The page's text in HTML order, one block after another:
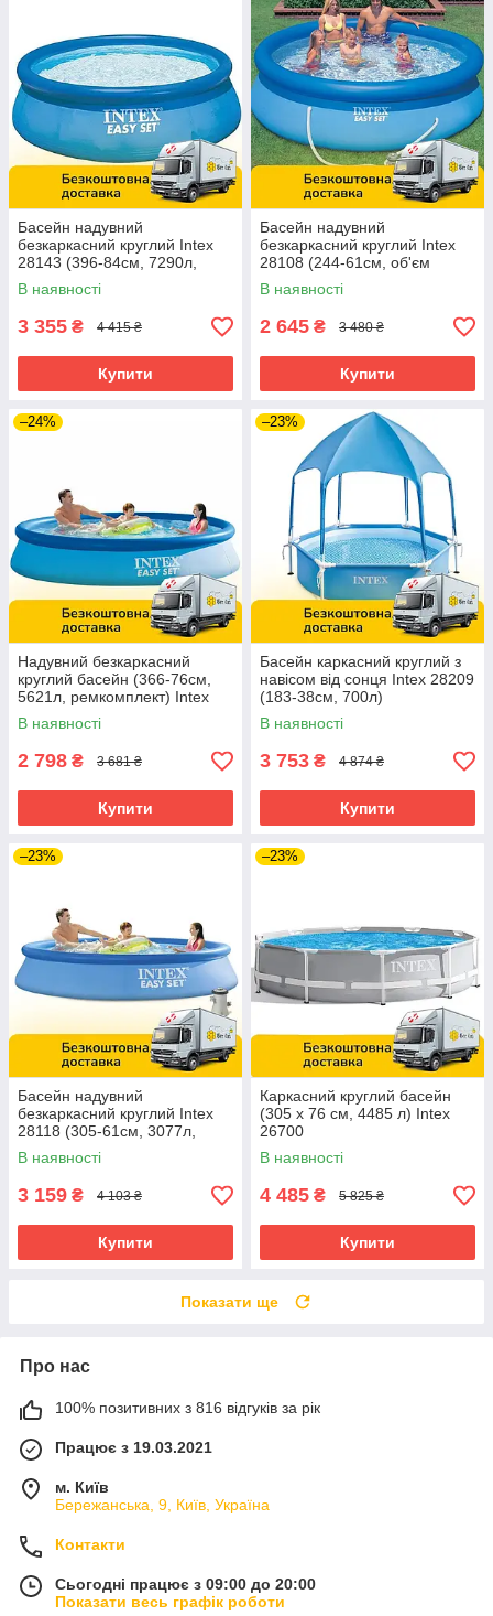
Басейн надувний
безкаркасний круглий Intex
28143 (396-84см, 7290л,
ремкомплект) Синій
В наявності
3 355 ₴ 4 415 ₴
Купити
Басейн надувний
безкаркасний круглий Intex
28108 (244-61см, об'єм
1942л, фільтр-насос) Синій
В наявності
2 645 ₴ 3 480 ₴
Купити
–24%
Надувний безкаркасний
круглий басейн (366-76см,
5621л, ремкомплект) Intex
28130 Блакитний
В наявності
2 798 ₴ 3 681 ₴
Купити
–23%
Басейн каркасний круглий з
навісом від сонця Intex 28209
(183-38см, 700л)
В наявності
3 753 ₴ 4 874 ₴
Купити
–23%
Басейн надувний
безкаркасний круглий Intex
28118 (305-61см, 3077л,
220V фільтр-насосом) Синій
В наявності
3 159 ₴ 4 103 ₴
Купити
–23%
Каркасний круглий басейн
(305 x 76 см, 4485 л) Intex
26700
В наявності
4 485 ₴ 5 825 ₴
Купити
Показати ще
Про нас
100% позитивних з 816 відгуків за рік
Працює з 19.03.2021
м. Київ
Бережанська, 9, Київ, Україна
Контакти
Сьогодні працює з 09:00 до 20:00
Показати весь графік роботи